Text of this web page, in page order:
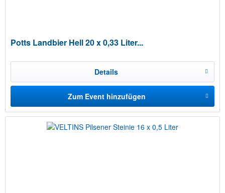
Potts Landbier Hell 20 x 0,33 Liter...
Details
Zum Event hinzufügen